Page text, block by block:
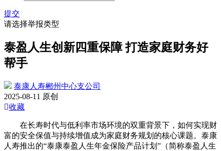
提交
请选择举报类型
泰盈人生创新四重保障 打造家庭财务好
帮手
泰康人寿郴州中心支公司
2025-08-11 原创
收藏
在长寿时代与低利率市场环境的双重背景下，如何实现财
富的安全保值与持续增值成为家庭财务规划的核心课题。泰康
人寿推出的“泰康泰盈人生年金保险产品计划”（简称泰盈人生